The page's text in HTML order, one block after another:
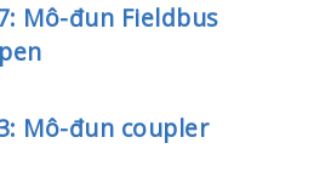
Mô-đun Fieldbus
Mô-đun coupler